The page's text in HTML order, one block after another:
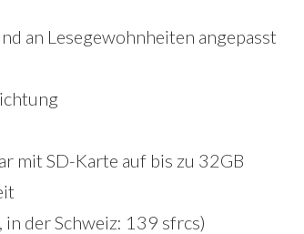
an Lesegewohnheiten angepasst
mit SD-Karte auf bis zu 32GB
der Schweiz: 139 sfrcs)